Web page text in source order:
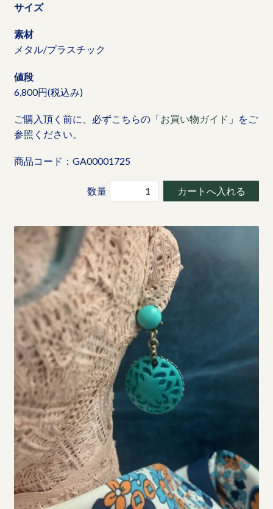
サイズ
素材
メタル/プラスチック
値段
6,800円(税込み)
ご購入頂く前に、必ずこちらの「お買い物ガイド 」をご
参照ください。
商品コード：GA00001725
数量